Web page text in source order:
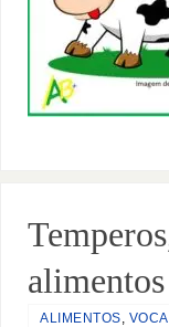
alimentos
ALIMENTOS